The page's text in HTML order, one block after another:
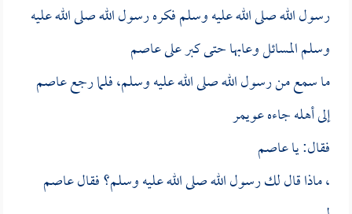
رسول الله صلى الله عليه وسلم فكره رسول الله صلى الله عليه
وسلم المسائل وعابها حتى كبر علىعاصم
ما سمع من رسول الله صلى الله عليه وسلم، فلما رجععاصم
إلى أهله جاءهعويمر
فقال: ياعاصم
، ماذا قال لك رسول الله صلى الله عليه وسلم؟ فقالعاصم